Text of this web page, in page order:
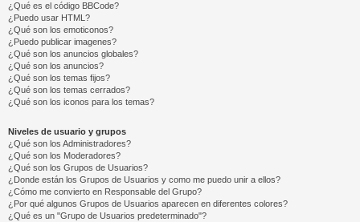
¿Qué es el código BBCode?
¿Puedo usar HTML?
¿Qué son los emoticonos?
¿Puedo publicar imagenes?
¿Qué son los anuncios globales?
¿Qué son los anuncios?
¿Qué son los temas fijos?
¿Qué son los temas cerrados?
¿Qué son los iconos para los temas?
Niveles de usuario y grupos
¿Qué son los Administradores?
¿Qué son los Moderadores?
¿Qué son los Grupos de Usuarios?
¿Donde están los Grupos de Usuarios y como me puedo unir a ellos?
¿Cómo me convierto en Responsable del Grupo?
¿Por qué algunos Grupos de Usuarios aparecen en diferentes colores?
¿Qué es un "Grupo de Usuarios predeterminado"?